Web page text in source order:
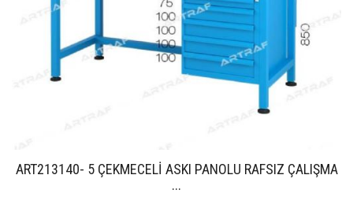
ART213140- 5 ÇEKMECELİ ASKI PANOLU RAFSIZ ÇALIŞMA
...